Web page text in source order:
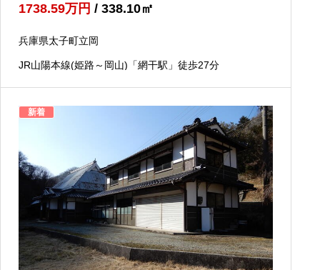
1738.59万円 / 338.10㎡
兵庫県太子町立岡
JR山陽本線(姫路～岡山)「網干駅」徒歩27分
新着